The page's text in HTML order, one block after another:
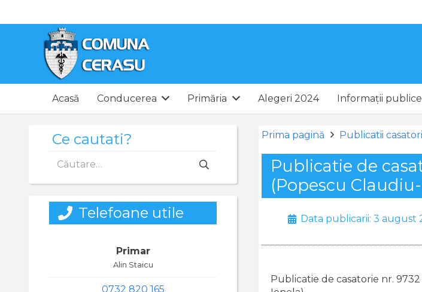
Acasă Conducerea Primăria Alegeri 2024 Informații publice
Prima pagină Publicatii
Publicatie de
(Popescu
Data publicarii: 3 august
Publicatie de casatorie nr.
Ce cautati?
după:
Telefoane utile
Primar
Alin Staicu
0732 820 165